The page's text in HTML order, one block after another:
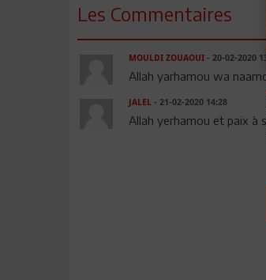
Les Commentaires
MOULDI ZOUAOUI - 20-02-2020
Allah yarhamou wa
JALEL- 21-02-2020 14:28
Allah yerhamou et paix à